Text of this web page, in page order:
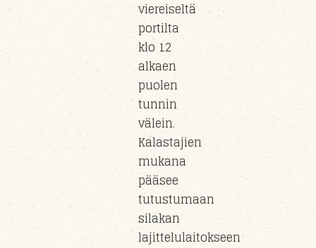
viereiseltä
portilta
klo 12
alkaen
puolen
tunnin
välein.
Kalastajien
mukana
pääsee
tutustumaan
silakan
lajittelulaitokseen